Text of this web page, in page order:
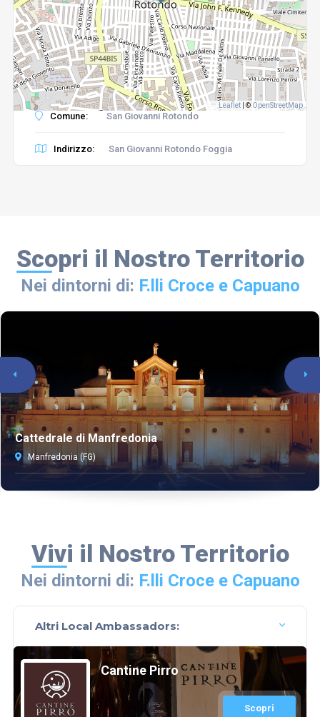
Leaflet © OpenStreetMap
Comune: San Giovanni Rotondo
Indirizzo: San Giovanni Rotondo Foggia
Scopri il Nostro Territorio
Nei dintorni di: F.lli Croce e Capuano
Cattedrale di Manfredonia
Manfredonia (FG)
Vivi il Nostro Territorio
Nei dintorni di: F.lli Croce e Capuano
Altri Local Ambassadors:
Cantine Pirro
Scopri